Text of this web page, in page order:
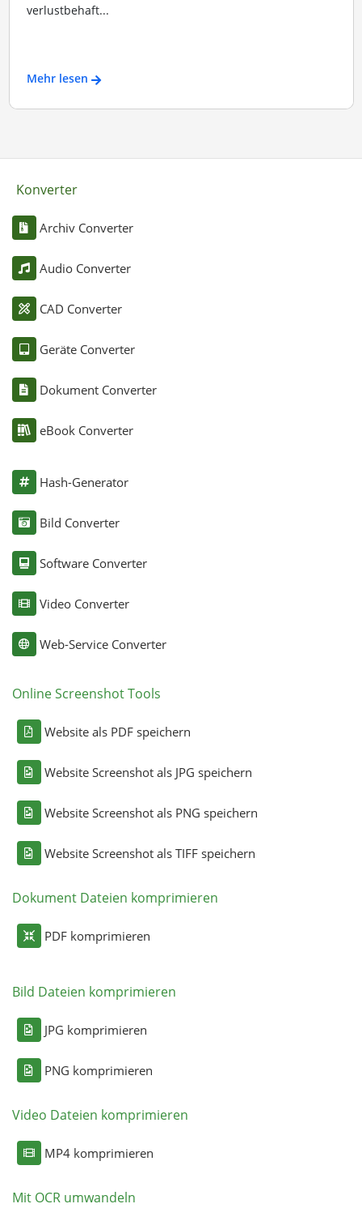
verlustbehaft...
Mehr lesen
Konverter
Archiv Converter
Audio Converter
CAD Converter
Geräte Converter
Dokument Converter
eBook Converter
Hash-Generator
Bild Converter
Software Converter
Video Converter
Web-Service Converter
Online Screenshot Tools
Website als PDF speichern
Website Screenshot als JPG speichern
Website Screenshot als PNG speichern
Website Screenshot als TIFF speichern
Dokument Dateien komprimieren
PDF komprimieren
Bild Dateien komprimieren
JPG komprimieren
PNG komprimieren
Video Dateien komprimieren
MP4 komprimieren
Mit OCR umwandeln